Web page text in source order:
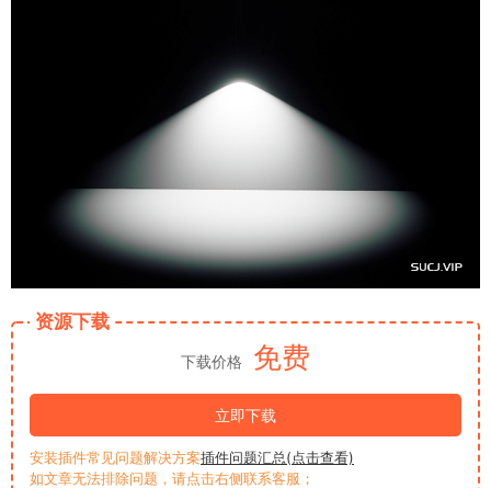
资源下载
下载价格 免费
立即下载
安装插件常见问题解决方案插件问题汇总(点击查看)
如文章无法排除问题，请点击右侧联系客服；